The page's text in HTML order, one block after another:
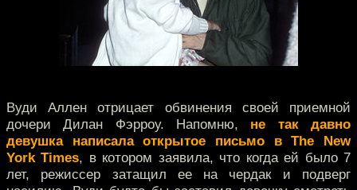
Вуди Аллен отрицает обвинения своей приемной
дочери Дилан Фэрроу. Напомню, не так давно
девушка написала открытое письмо в The New
York Times, в котором заявила, что когда ей было 7
лет, режиссер затащил ее на чердак и подверг